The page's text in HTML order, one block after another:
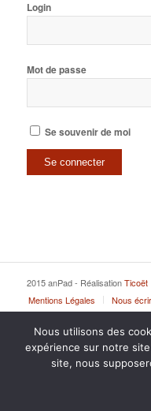
Login
Mot de passe
Se souvenir de moi
2015 anPad - RéalisationTicoët
Mentions Légales
Nous
Nous utilisons des
expérience sur notre
site, nous